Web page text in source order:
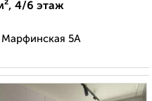
4/6 этаж
5А